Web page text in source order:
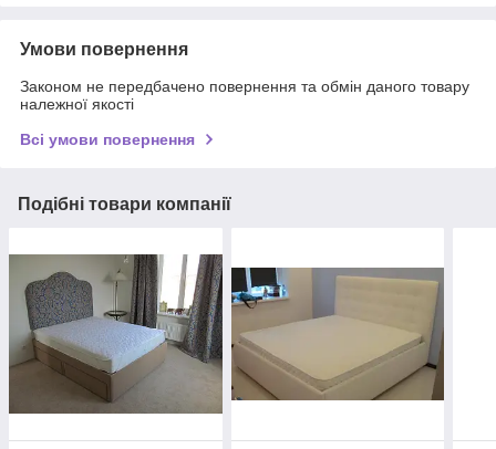
Умови повернення
Законом не передбачено повернення та обмін даного товару
належної якості
Всі умови повернення
Подібні товари компанії